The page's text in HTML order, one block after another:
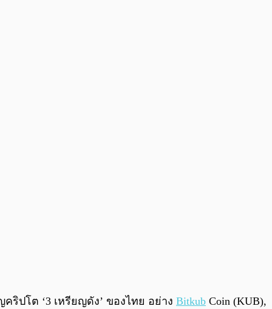
0:00 / 0:00
ริปโต ‘3 เหรียญดัง’ ของไทย อย่าง Bitkub Coin (KUB),